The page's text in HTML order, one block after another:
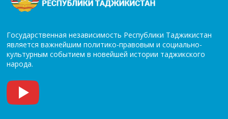
Государственная независимость Республики Таджикистан
является важнейшим политико-правовым и социально-
культурным событием в новейшей истории таджикского
народа.